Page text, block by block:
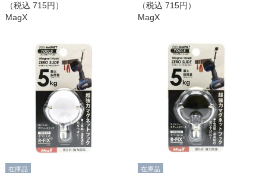
（税込 715円）
MagX
（税込715円）
MagX
在庫品 在庫品